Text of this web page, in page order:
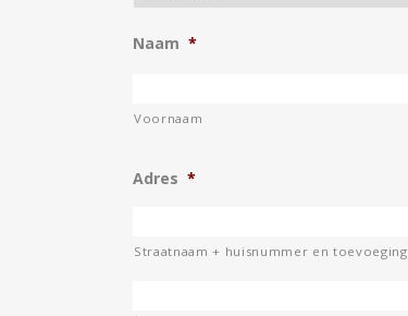
GUASHA
Naam *
Voornaam
Adres *
Straatnaam + huisnummer en toevoeging